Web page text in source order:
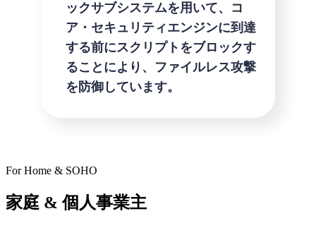
ックサブシステムを用いて、コ
ア・セキュリティエンジンに到達
する前にスクリプトをブロックす
ることにより、ファイルレス攻撃
を防御しています。
For Home & SOHO
家庭 & 個人事業主